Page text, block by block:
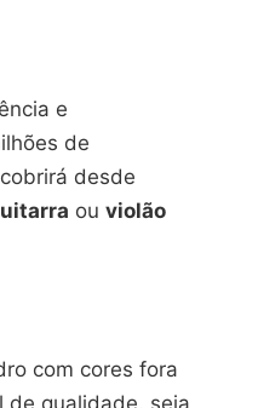
e
de
desde
ou violão
com cores fora